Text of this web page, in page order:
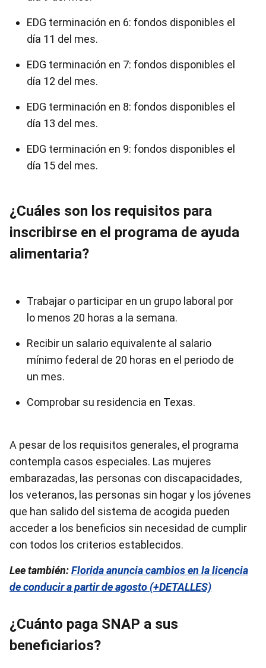
EDG terminación en 6: fondos disponibles el
día 11 del mes.
EDG terminación en 7: fondos disponibles el
día 12 del mes.
EDG terminación en 8: fondos disponibles el
día 13 del mes.
EDG terminación en 9: fondos disponibles el
día 15 del mes.
¿Cuáles son los requisitos para
inscribirse en el programa de ayuda
alimentaria?
Trabajar o participar en un grupo laboral por
lo menos 20 horas a la semana.
Recibir un salario equivalente al salario
mínimo federal de 20 horas en el periodo de
un mes.
Comprobar su residencia en Texas.
A pesar de los requisitos generales, el programa
contempla casos especiales. Las mujeres
embarazadas, las personas con discapacidades,
los veteranos, las personas sin hogar y los jóvenes
que han salido del sistema de acogida pueden
acceder a los beneficios sin necesidad de cumplir
con todos los criterios establecidos.
Lee también:Florida anuncia cambios en la licencia
de conducir a partir de agosto (+DETALLES)
¿Cuánto paga SNAP a sus
beneficiarios?